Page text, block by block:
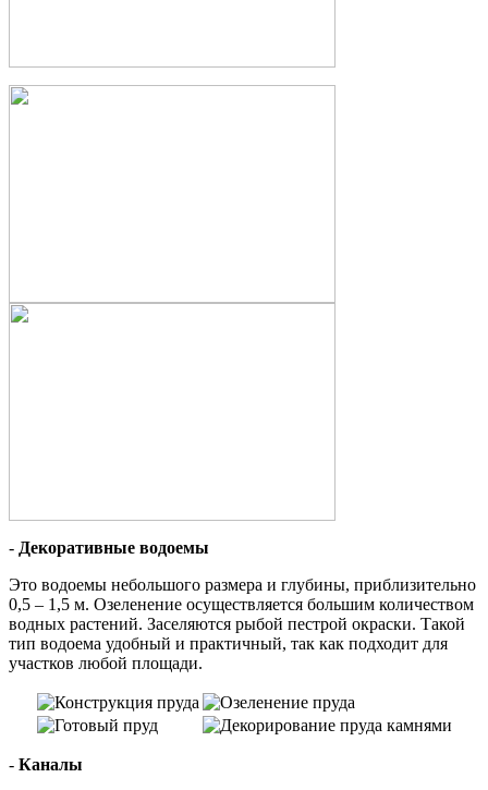
- Декоративные водоемы
Это водоемы небольшого размера и глубины, приблизительно
0,5 – 1,5 м. Озеленение осуществляется большим количеством
водных растений. Заселяются рыбой пестрой окраски. Такой
тип водоема удобный и практичный, так как подходит для
участков любой площади.
- Каналы